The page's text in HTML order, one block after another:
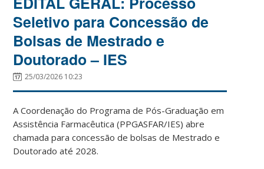
Seletivo para Concessão de
Bolsas de Mestrado e
Doutorado – IES
25/03/2026 10:23
A Coordenação do Programa de Pós-Graduação em
Assistência Farmacêutica (PPGASFAR/IES) abre
chamada para concessão de bolsas de Mestrado e
Doutorado até 2028.